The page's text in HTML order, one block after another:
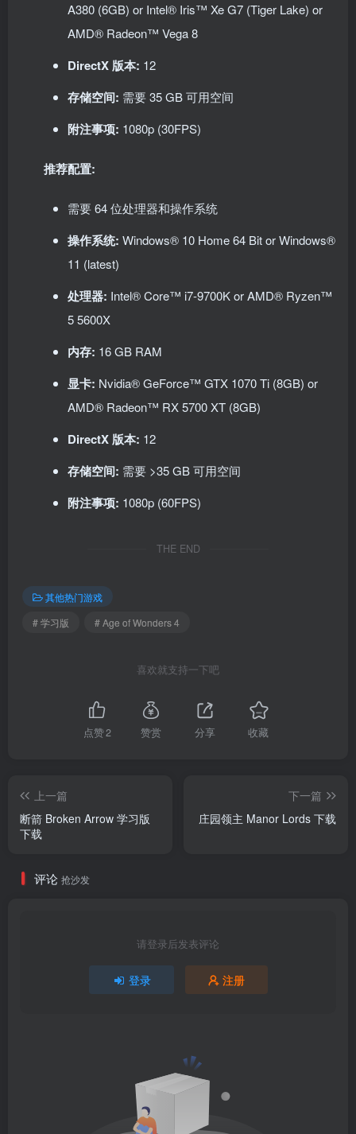
A380 (6GB) or Intel® Iris™ Xe G7 (Tiger Lake) or
AMD® Radeon™ Vega 8
DirectX 版本: 12
存储空间: 需要 35 GB 可用空间
附注事项: 1080p (30FPS)
推荐配置:
需要 64 位处理器和操作系统
操作系统: Windows® 10 Home 64 Bit or Windows®
11 (latest)
处理器: Intel® Core™ i7-9700K or AMD® Ryzen™
5 5600X
内存: 16 GB RAM
显卡: Nvidia® GeForce™ GTX 1070 Ti (8GB) or
AMD® Radeon™ RX 5700 XT (8GB)
DirectX 版本: 12
存储空间: 需要 >35 GB 可用空间
附注事项: 1080p (60FPS)
THE END
其他热门游戏
# 学习版
# Age of Wonders 4
喜欢就支持一下吧
点赞2 赞赏 分享 收藏
上一篇
断箭 Broken Arrow 学习版
下载
下一篇
庄园领主 Manor Lords 下载
评论 抢沙发
请登录后发表评论
登录 注册